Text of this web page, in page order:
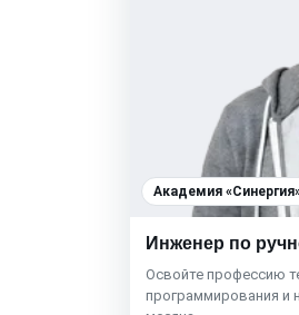
Академия
Инженер по
Освойте профессию
программирования и